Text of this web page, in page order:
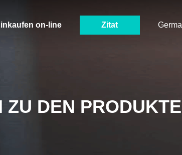
on-line Zitat
ZU DEN